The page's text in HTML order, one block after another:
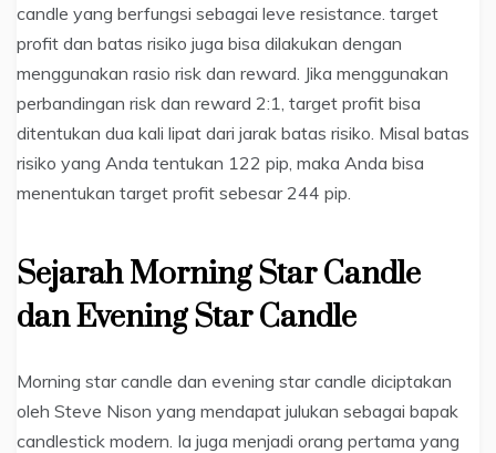
candle yang berfungsi sebagai leve resistance. target
profit dan batas risiko juga bisa dilakukan dengan
menggunakan rasio risk dan reward. Jika menggunakan
perbandingan risk dan reward 2:1, target profit bisa
ditentukan dua kali lipat dari jarak batas risiko. Misal batas
risiko yang Anda tentukan 122 pip, maka Anda bisa
menentukan target profit sebesar 244 pip.
Sejarah Morning Star Candle
dan Evening Star Candle
Morning star candle dan evening star candle diciptakan
oleh Steve Nison yang mendapat julukan sebagai bapak
candlestick modern. Ia juga menjadi orang pertama yang